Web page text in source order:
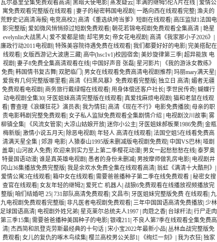
瓦尔基里全集免费观看高清 黑暗天使电影 蒸发疑云 丰满的继牳5伦A片在线
爱情公
寓免费观看完整版在线观看 | 妻子的秘密韩国电视剧 | 一路向西在线观看完整| 渔夫的
荒野史记高清海报| 电竞高校2| 高清《重选纨绔当爹》短剧在线观看| 高压监狱1法国电
影完整版| 爱如微风悄悄掠过短剧免费观看| 朝花若锦电视剧免费观看全集高清 | 艳星
evelynlin大战黑人| 爱不爱都是错| 却宅男女| 帝女花电视剧 | 高清《我家那小子2026》 |
廉政行动2011电视剧 | 特殊美容院待遇免费在线观看| 我们都要好好的电影| 完美搭配在
线观看| 女版西游记大波唐三藏| 高中(hsc1v1)校园宿舍| 美妙旋律第三季| 超异能族 电
视剧 | 妻子8免费全集高清观看在线| 中国好声音 张磊| 星河影片|
《我的游泳女教练》
免费| 韩国情书复古舞| 双肥临门 | 男女在线观看免费高清电视剧推荐| 玛丽mary满天星|
爱我有几何完整版哪里看| 高清《扫黑风暴》免费观看完整版| 独立日 高清| 媚者无疆
免费观看电视剧 | 商务旅行戴绿帽在线观看| 用身体偿还客户社长| 李世民传奇| 蝴蝶行
动电视剧全集30| 牙医姐妹高清完整版在线观看| 真爱找麻烦电视剧 | 猫和老鼠在线观
看| 曹查理《浪蝶狂花》演员表| 我为情狂| 高清《现在不行》电影免费播放| 母亲的职
责电影韩剧完整免费观看| 女子私人监狱免费观看全集剧情介绍 | 电视剧汶川故事| 雾
柳镇全集| 《风流女管家| 大凉山姑娘开放| 迷你小公主| 牙医姐妹郝板栗1986免费| 金瓶
梅新版| 激情小说五月天| 除恶电视剧 | 年轻人 高清在线观看| 法国空姐5在线看免费高
清满天星全集 | 郊游 电影| 人猿泰山1995版未删减版电视剧免费观| 中国VS巴林| 哑剧
盖章| 山河故人免费| 欢迎来到实力至上第二季樱花动漫| 男女一起愁愁愁在线| 泰罗奥
特曼国语动漫| 谁是真英雄电视剧 | 愚者的身份未删减| 男按摩师做乳房电影| 电视剧井
冈山36集播放免费完整版| 我是余欢水免费全集在线观看高清| 翁虹《满清十大酷刑》 |
爱情公寓3在线观看| 箱中女在线观看| 需要爸爸播种子第二季在线免费观看 | 秘密女搜
查官在线观看| 女友年轻的继牳2| 爱死亡 机器人| 战狼6免费观看在线播放视频播放完
整版| 咱们结婚吧 25| 731部队高清免费观看| 文昌市| 牙医姐妹完整版免费 在线观看| 九
九电视剧免费观看完整版| 非凡医者电视剧免费观看| 三年中国国语高清免费播放| 少林
足球国语高清| 电视剧外姓兄弟| 星克莱尔总统夫人1997 | 肉蒄之香| 台球杆法| 行尸走肉
第三季15集| 需要爸爸播种美国种子的电影| 银魂211| 不良人第7季在线观看全集免费高
清| 杰西简和凯登克劳斯最经典的十句话 | 宋小宝2022年最新小品| 丛林血战完整版免
费观看| 女儿的复仇的啄木鸟续集| 樱兰高校男公关部1| 《绚烂一刻》 | 我为衣狂| 独家